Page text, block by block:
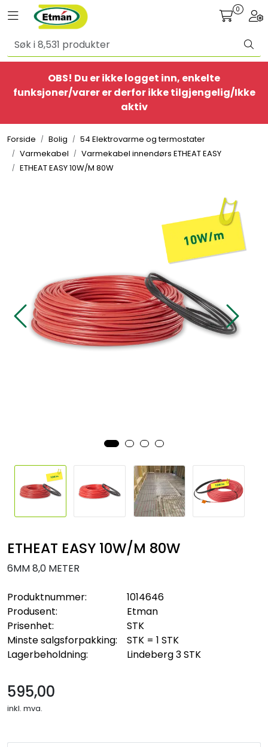
Skip to main content
Toggle navigation 0
OBS! Du er ikke logget inn, enkelte
funksjoner/varer er derfor ikke tilgjengelig/Ikke
aktiv
Forside Bolig
54 Elektrovarme og termostater
Varmekabel
Varmekabel innendørs ETHEAT EASY
ETHEAT EASY 10W/M 80W
ETHEAT EASY 10W/M 80W
6MM 8,0 METER
Produktnummer:
1014646
Produsent:
Etman
Prisenhet:
STK
Minste salgsforpakking:
STK = 1 STK
Lagerbeholdning:
Lindeberg3 STK
595,00
inkl. mva.
Alle produkter
BestSelgere
Ethome
Sikringsmateriell
Kabler
Verktøy